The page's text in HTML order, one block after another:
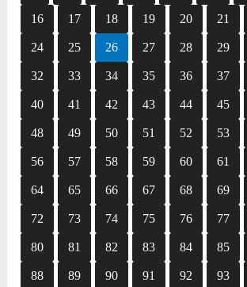
16 17 18 19 20 21
24 25 26 27 28 29
32 33 34 35 36 37
40 41 42 43 44 45
48 49 50 51 52 53
56 57 58 59 60 61
64 65 66 67 68 69
72 73 74 75 76 77
80 81 82 83 84 85
88 89 90 91 92 93